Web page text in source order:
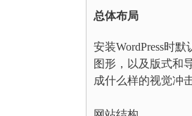
总体布局
安装WordPress时
图形，以及版式和
成什么样的视觉冲